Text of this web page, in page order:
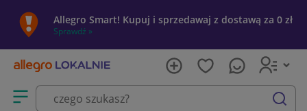
Allegro Smart! Kupuj i sprzedawaj z dostawą za 0 zł
Sprawdź »
Otwórz menu z kategoriami
szukaj